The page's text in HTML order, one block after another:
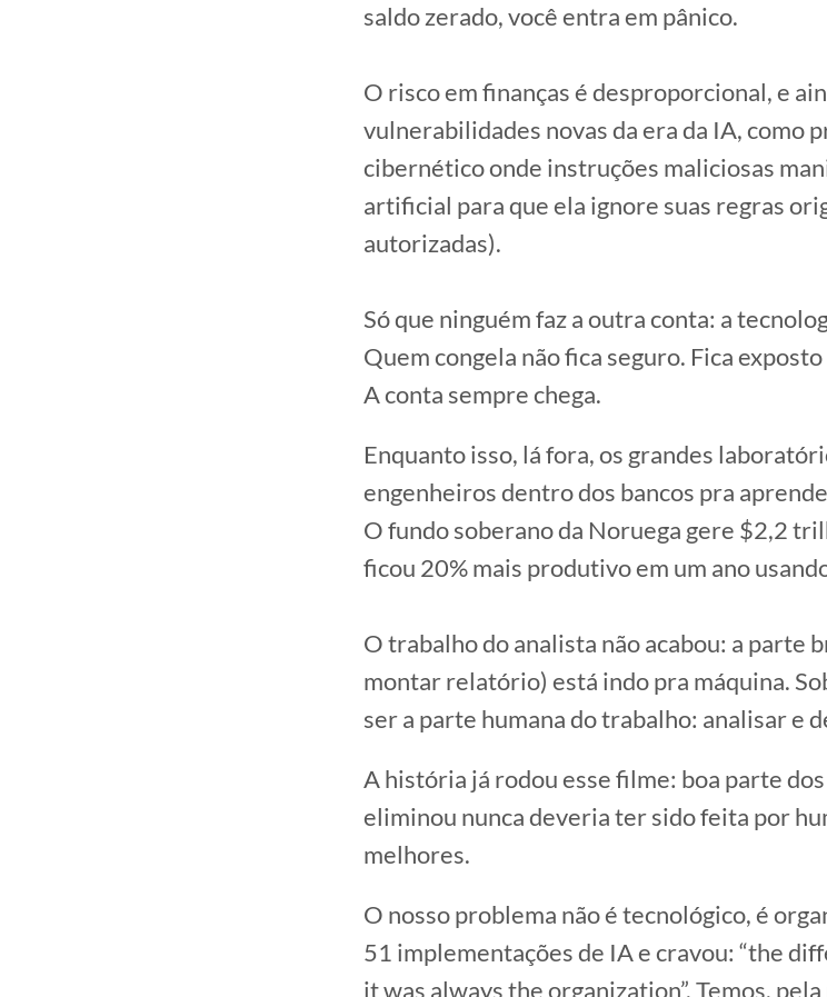
saldo zerado, você entra em pânico.
O risco em finanças é desproporcional, e
vulnerabilidades novas da era da IA, como
cibernético onde instruções maliciosas
artificial para que ela ignore suas regras
autorizadas).
Só que ninguém faz a outra conta: a
Quem congela não fica seguro. Fica
A conta sempre chega.
Enquanto isso, lá fora, os grandes
engenheiros dentro dos bancos pra
O fundo soberano da Noruega gere $2,2
ficou 20% mais produtivo em um ano
O trabalho do analista não acabou: a parte
montar relatório) está indo pra máquina.
ser a parte humana do trabalho: analisar e
A história já rodou esse filme: boa parte
eliminou nunca deveria ter sido feita por
melhores.
O nosso problema não é tecnológico, é
51 implementações de IA e cravou: “the
it was always the organization”. Temos,